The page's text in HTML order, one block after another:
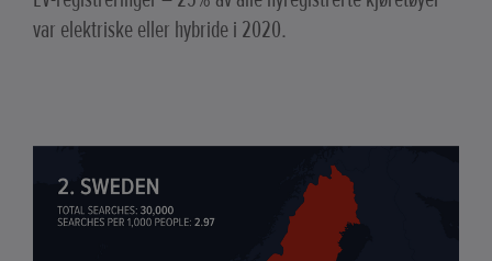
var elektriske eller hybride i 2020.